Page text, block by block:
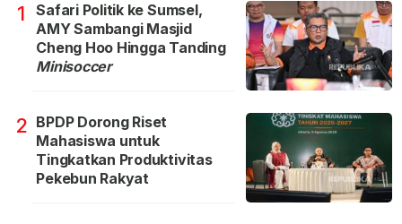
1
Safari Politik ke Sumsel,
AMY Sambangi Masjid
Cheng Hoo Hingga Tanding
Minisoccer
2 BPDP Dorong Riset
Mahasiswa untuk
Tingkatkan Produktivitas
Pekebun Rakyat